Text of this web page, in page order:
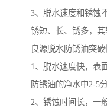
3、脱水速度和锈蚀
锈短、长、锈多，其
良源脱水防锈油突破
1、脱水速度快，表
防锈油的净水中2-5分
2、锈蚀时间长，一